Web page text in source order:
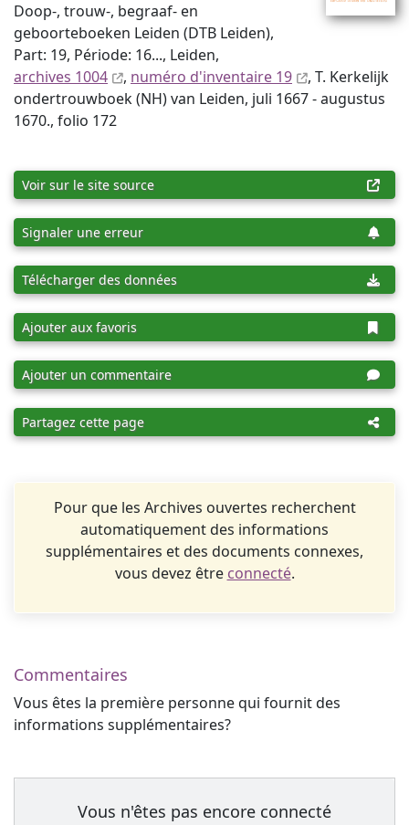
Doop-, trouw-, begraaf- en
geboorteboeken Leiden (DTB Leiden),
Part: 19, Période: 16..., Leiden,
archives 1004
, numéro d'inventaire 19
, T. Kerkelijk
ondertrouwboek (NH) van Leiden, juli 1667 - augustus
1670., folio 172
Voir sur le site source
Signaler une erreur
Télécharger des données
Ajouter aux favoris
Ajouter un commentaire
Partagez cette page
Pour que les Archives ouvertes recherchent
automatiquement des informations
supplémentaires et des documents connexes,
vous devez être connecté.
Commentaires
Vous êtes la première personne qui fournit des
informations supplémentaires?
Vous n'êtes pas encore connecté